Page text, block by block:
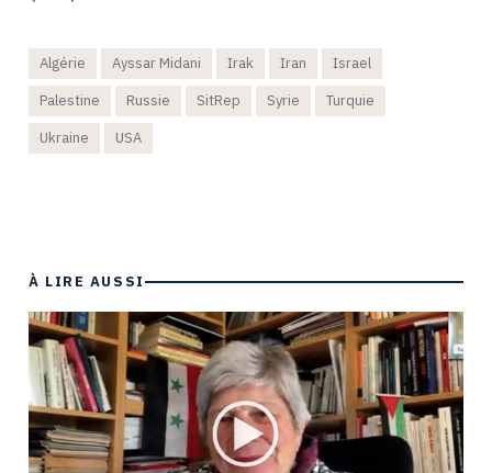
Algérie Ayssar Midani Irak Iran
Israel
Palestine
Russie SitRep Syrie
Turquie
Ukraine
USA
À LIRE AUSSI